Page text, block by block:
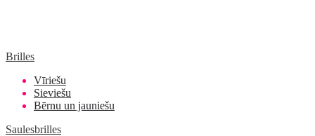
Brilles
Vīriešu
Sieviešu
Bērnu un jauniešu
Saulesbrilles